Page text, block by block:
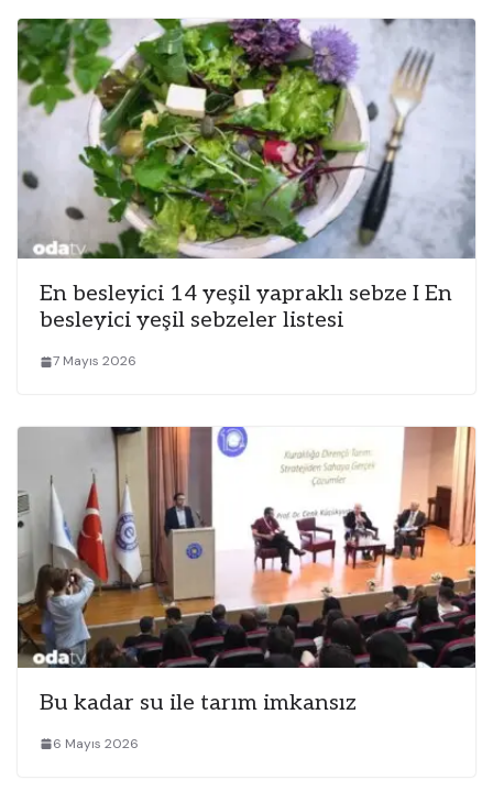
En besleyici 14 yeşil yapraklı sebze I En
besleyici yeşil sebzeler listesi
7 Mayıs 2026
Bu kadar su ile tarım imkansız
6 Mayıs 2026